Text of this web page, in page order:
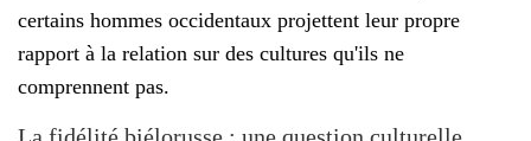
certains hommes occidentaux projettent leur propre
rapport à la relation sur des cultures qu'ils ne
comprennent pas.